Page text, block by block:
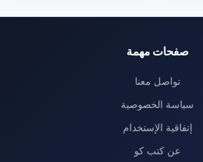
صفحات مهمة
تواصل معنا
سياسة الخصوصية
إتفاقية الإستخدام
عن كتب كو